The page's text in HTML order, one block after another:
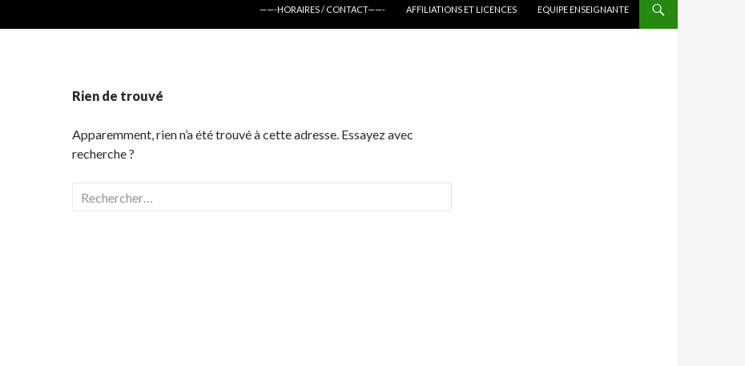
——-HORAIRES / CONTACT——-
AFFILIATIONS ET LICENCES EQUIPE ENSEIGNANTE
Rien de trouvé
Apparemment, rien n’a été trouvé à cette adresse. Essayez avec
recherche ?
Rechercher :